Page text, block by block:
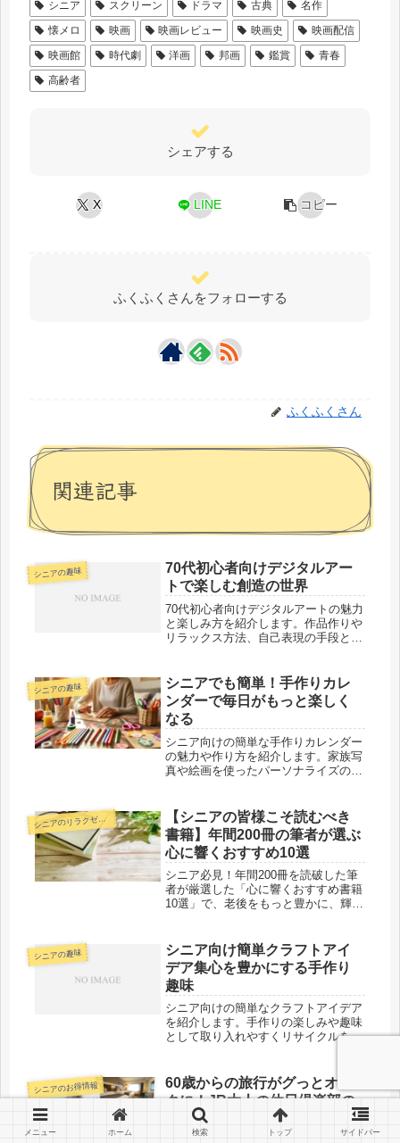
シニア
スクリーン ドラマ 古典
名作
懐メロ
映画 映画レビュー 映画史
映画配信
映画館
時代劇 洋画 邦画 鑑賞
青春
高齢者
シェアする
X LINE コピー
ふくふくさんをフォローする
ふくふくさん
関連記事
シニアの趣味
70代初心者向けデジタルアー
トで楽しむ創造の世界
70代初心者向けデジタルアートの魅力
と楽しみ方を紹介します。作品作りや
リラックス方法、自己表現の手段とし
シニアの趣味
シニアでも簡単！手作りカレ
ンダーで毎日がもっと楽しく
なる
シニア向けの簡単な手作りカレンダー
の魅力や作り方を紹介します。家族写
真や絵画を使ったパーソナライズのア
法を提案します。
シニアのリラクゼーション
【シニアの皆様こそ読むべき
書籍】年間200冊の筆者が選ぶ
心に響くおすすめ10選
シニア必見！年間200冊を読破した筆
者が厳選した「心に響くおすすめ書籍
10選」で、老後をもっと豊かに、輝か
シニアの趣味
シニア向け簡単クラフトアイ
デア集心を豊かにする手作り
趣味
シニア向けの簡単なクラフトアイデア
を紹介します。手作りの楽しみや趣味
として取り入れやすくリサイクルを活
す。
シニアのお得情報
60歳からの旅行がグっとオト
クに！JR大人の休日倶楽部の
メリットと活用方法を徹底解
メニュー ホーム 検索 トップ サイドバー